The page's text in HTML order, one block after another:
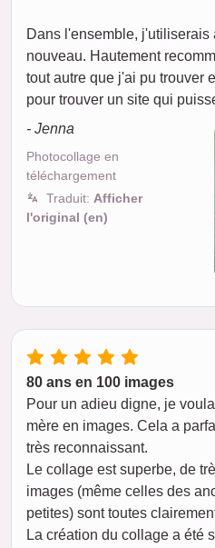
Dans l'ensemble, j'utiliserais
nouveau. Hautement
tout autre que j'ai pu trouver
pour trouver un site qui
- Jenna
Photocollage en
téléchargement
Traduit: Afficher
l'original (en)
80 ans en 100 images
Pour un adieu digne, je
mère en images. Cela a
très reconnaissant.
Le collage est superbe, de
images (même celles des
petites) sont toutes
La création du collage a été